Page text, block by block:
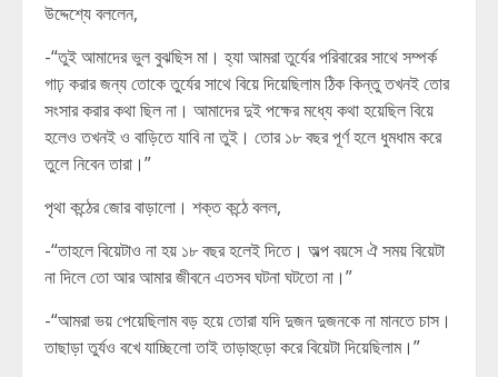
উদ্দেশ্যে বললেন,
-“তুই আমাদের ভুল বুঝছিস মা। হ্যা আমরা তুর্যের পরিবারের সাথে সম্পর্ক
গাঢ় করার জন্য তোকে তুর্যের সাথে বিয়ে দিয়েছিলাম ঠিক কিন্তু তখনই তোর
সংসার করার কথা ছিল না। আমাদের দুই পক্ষের মধ্যে কথা হয়েছিল বিয়ে
হলেও তখনই ও বাড়িতে যাবি না তুই। তোর ১৮ বছর পূর্ণ হলে ধুমধাম করে
তুলে নিবেন তারা।”
পৃথা কন্ঠের জোর বাড়ালো। শক্ত কন্ঠে বলল,
-“তাহলে বিয়েটাও না হয় ১৮ বছর হলেই দিতে। অল্প বয়সে ঐ সময় বিয়েটা
না দিলে তো আর আমার জীবনে এতসব ঘটনা ঘটতো না।”
-“আমরা ভয় পেয়েছিলাম বড় হয়ে তোরা যদি দুজন দুজনকে না মানতে চাস।
তাছাড়া তুর্যও বখে যাচ্ছিলো তাই তাড়াহুড়ো করে বিয়েটা দিয়েছিলাম।”